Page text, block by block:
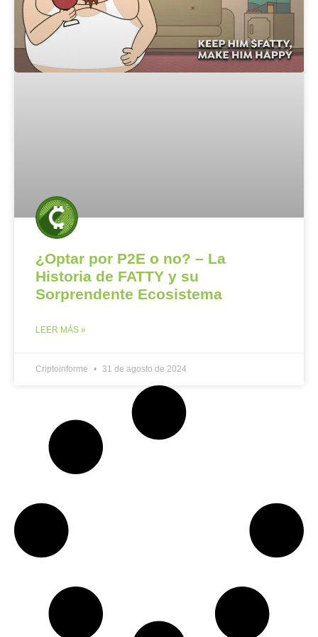
¿Optar por P2E o no? – La
Historia de FATTY y su
Sorprendente Ecosistema
LEER MÁS »
Criptoinforme 31 de agosto de 2024